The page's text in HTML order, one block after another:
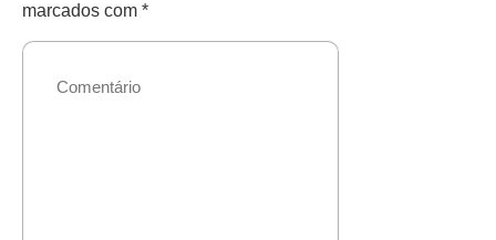
marcados com *